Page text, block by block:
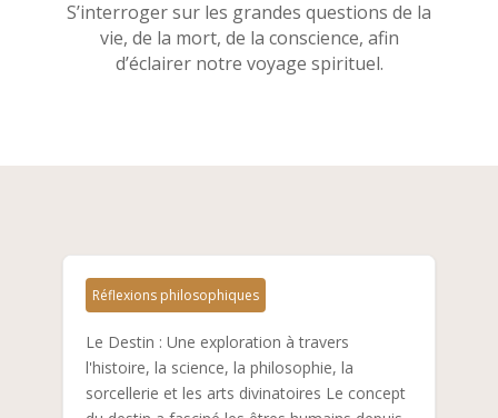
S’interroger sur les grandes questions de la
vie, de la mort, de la conscience, afin
d’éclairer notre voyage spirituel.
Réflexions philosophiques
Le destin
Le Destin : Une exploration à travers
l'histoire, la science, la philosophie, la
sorcellerie et les arts divinatoires Le concept